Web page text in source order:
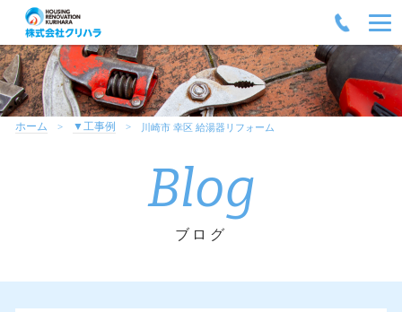
ホーム ▼工事例 川崎市 幸区 給湯器リフォーム
Blog
ブログ